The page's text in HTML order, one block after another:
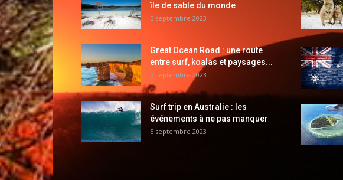
île de sable du monde
5 septembre 2023
Great Ocean Road : une route
entre surf, koalas et paysages...
5 septembre 2023
Surf trip en Australie : les
événements à ne pas manquer
5 septembre 2023